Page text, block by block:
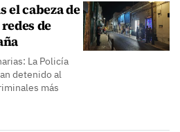
el cabeza de
de
La Policía
detenido al
más